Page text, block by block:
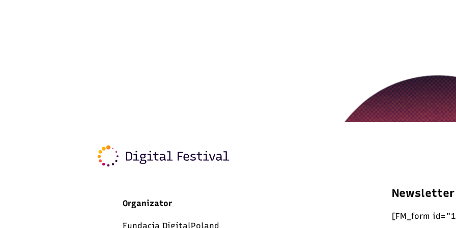
Organizator
Fundacja DigitalPoland
Newsletter
[FM_form